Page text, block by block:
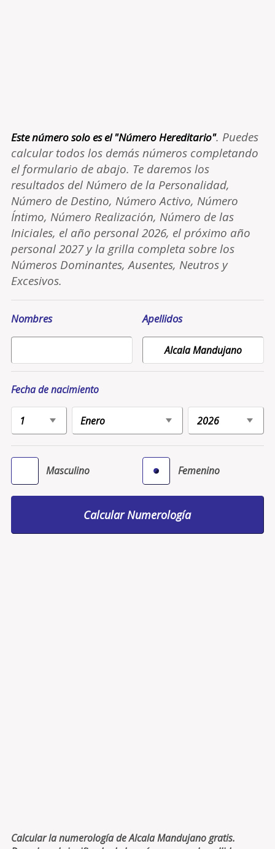
Este número solo es el "Número Hereditario". Puedes
calcular todos los demás números completando
el formulario de abajo. Te daremos los
resultados del Número de la Personalidad,
Número de Destino, Número Activo, Número
Íntimo, Número Realización, Número de las
Iniciales, el año personal 2026, el próximo año
personal 2027 y la grilla completa sobre los
Números Dominantes, Ausentes, Neutros y
Excesivos.
Nombres Apellidos
Fecha de nacimiento
Masculino Femenino
Calcular la numerología de Alcala Mandujano gratis.